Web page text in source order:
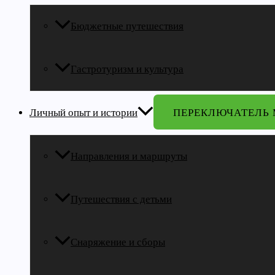
Бюджетные путешествия
Гастротуризм и культура
Личный опыт и истории
Направления и маршруты
Путешествия с детьми
Снаряжение и сборы